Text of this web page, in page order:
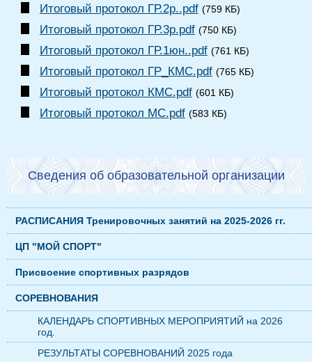
Итоговый протокол ГР.2р..pdf (759 КБ)
Итоговый протокол ГР.3р.pdf (750 КБ)
Итоговый протокол ГР.1юн..pdf (761 КБ)
Итоговый протокол ГР_КМС.pdf (765 КБ)
Итоговый протокол КМС.pdf (601 КБ)
Итоговый протокол МС.pdf (583 КБ)
Сведения об образовательной организации
РАСПИСАНИЯ Тренировочных занятий на 2025-2026 гг.
ЦП "МОЙ СПОРТ"
Присвоение спортивных разрядов
СОРЕВНОВАНИЯ
КАЛЕНДАРЬ СПОРТИВНЫХ МЕРОПРИЯТИЙ на 2026
год.
РЕЗУЛЬТАТЫ СОРЕВНОВАНИЙ 2025 года